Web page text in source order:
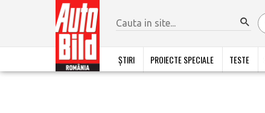
ȘTIRI PROIECTE SPECIALE TESTE